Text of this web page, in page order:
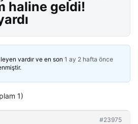
haline geldi!
vardır ve en son 1 ay 2 hafta önce
1)
#23975